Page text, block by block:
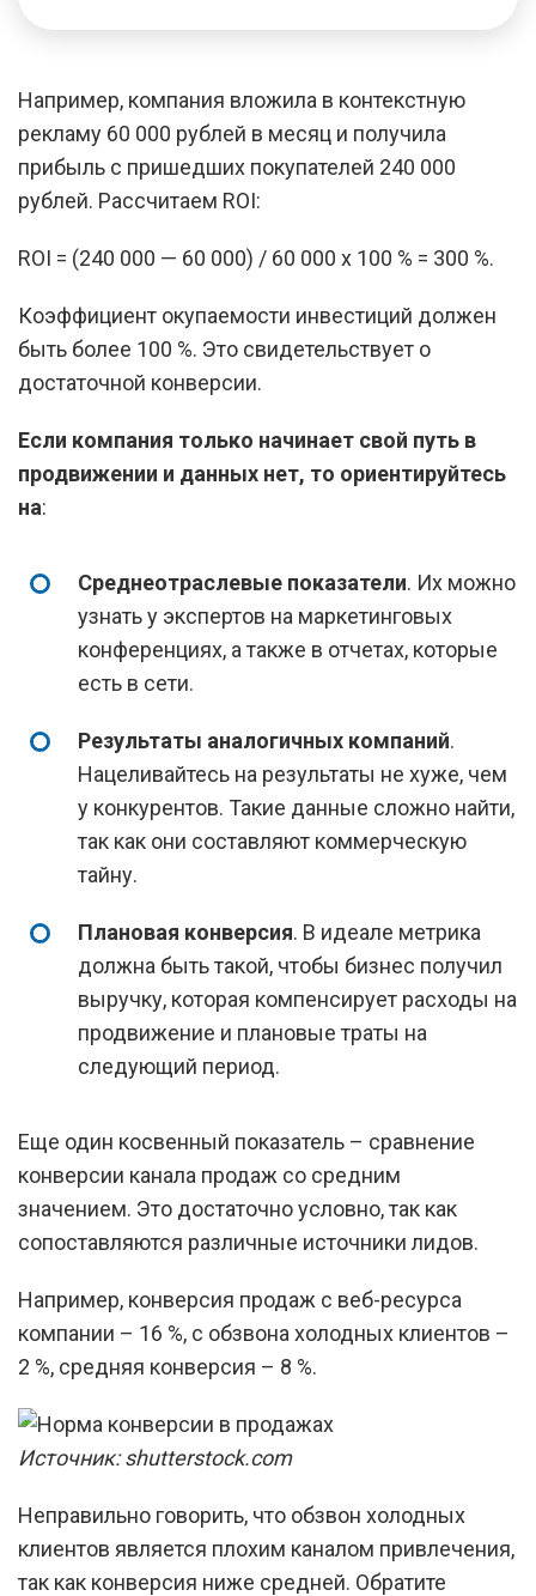
Например, компания вложила в контекстную
рекламу 60 000 рублей в месяц и получила
прибыль с пришедших покупателей 240 000
рублей. Рассчитаем ROI:
ROI = (240 000 — 60 000) / 60 000 х 100 % = 300 %.
Коэффициент окупаемости инвестиций должен
быть более 100 %. Это свидетельствует о
достаточной конверсии.
Если компания только начинает свой путь в
продвижении и данных нет, то ориентируйтесь
на:
Среднеотраслевые показатели. Их можно
узнать у экспертов на маркетинговых
конференциях, а также в отчетах, которые
есть в сети.
Результаты аналогичных компаний.
Нацеливайтесь на результаты не хуже, чем
у конкурентов. Такие данные сложно найти,
так как они составляют коммерческую
тайну.
Плановая конверсия. В идеале метрика
должна быть такой, чтобы бизнес получил
выручку, которая компенсирует расходы на
продвижение и плановые траты на
следующий период.
Еще один косвенный показатель – сравнение
конверсии канала продаж со средним
значением. Это достаточно условно, так как
сопоставляются различные источники лидов.
Например, конверсия продаж с веб-ресурса
компании – 16 %, с обзвона холодных клиентов –
2 %, средняя конверсия – 8 %.
Источник: shutterstock.com
Неправильно говорить, что обзвон холодных
клиентов является плохим каналом привлечения,
так как конверсия ниже средней. Обратите